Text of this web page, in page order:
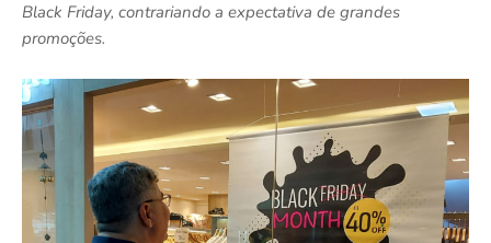
Black Friday, contrariando a expectativa de grandes
promoções.